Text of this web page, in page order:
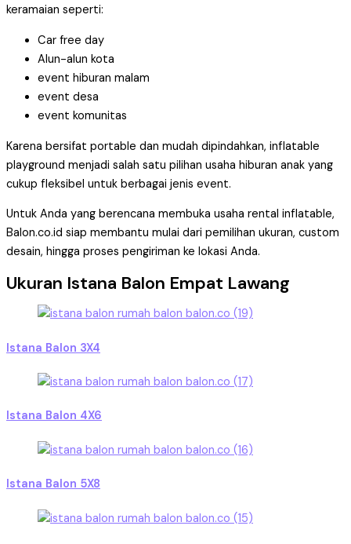
keramaian seperti:
Car free day
Alun-alun kota
event hiburan malam
event desa
event komunitas
Karena bersifat portable dan mudah dipindahkan, inflatable
playground menjadi salah satu pilihan usaha hiburan anak yang
cukup fleksibel untuk berbagai jenis event.
Untuk Anda yang berencana membuka usaha rental inflatable,
Balon.co.id siap membantu mulai dari pemilihan ukuran, custom
desain, hingga proses pengiriman ke lokasi Anda.
Ukuran Istana Balon Empat Lawang
Istana Balon 3X4
Istana Balon 4X6
Istana Balon 5X8